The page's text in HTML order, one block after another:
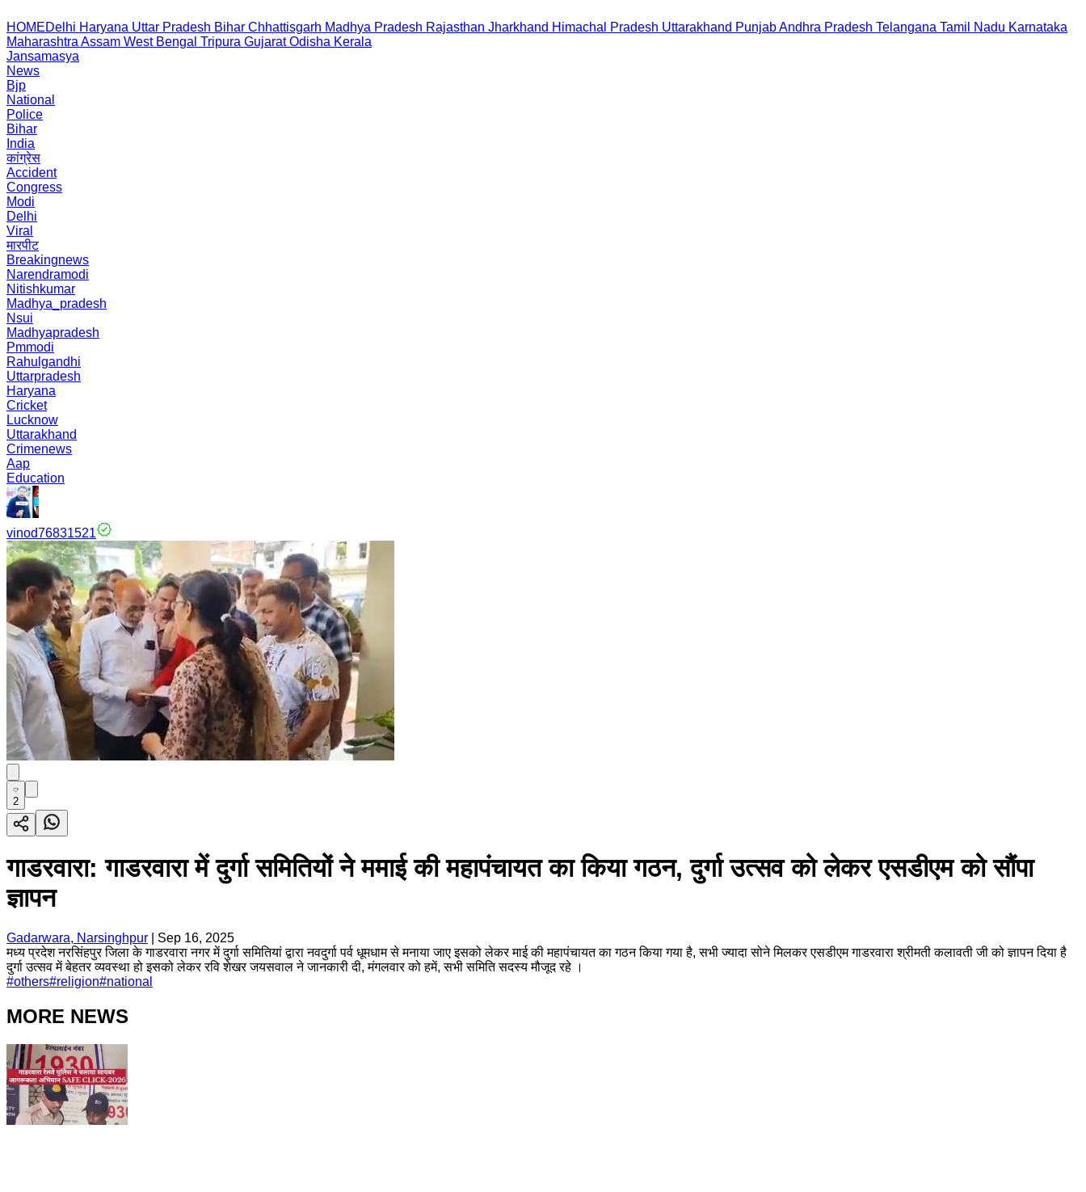
HOMEDelhi Haryana Uttar Pradesh Bihar Chhattisgarh Madhya Pradesh Rajasthan Jharkhand Himachal Pradesh Uttarakhand PunjabAndhra Pradesh Telangana Tamil Nadu Karnataka
Maharashtra Assam West Bengal Tripura Gujarat Odisha Kerala
Jansamasya
News
Bjp
National
Police
Bihar
India
कांग्रेस
Accident
Congress
Modi
Delhi
Viral
मारपीट
Breakingnews
Narendramodi
Nitishkumar
Madhya_pradesh
Nsui
Madhyapradesh
Pmmodi
Rahulgandhi
Uttarpradesh
Haryana
Cricket
Lucknow
Uttarakhand
Crimenews
Aap
Education
vinod76831521
2
गाडरवारा: गाडरवारा में दुर्गा समितियों ने ममाई की महापंचायत का किया गठन, दुर्गा उत्सव को लेकर एसडीएम को सौंपा
ज्ञापन
Gadarwara, Narsinghpur
Sep 16, 2025
मध्य प्रदेश नरसिंहपुर जिला के गाडरवारा नगर में दुर्गा समितियां द्वारा नवदुर्गा पर्व धूमधाम से मनाया जाए इसको लेकर माई की महापंचायत का गठन किया गया है, सभी ज्यादा सोने मिलकर एसडीएम गाडरवारा श्रीमती कलावती जी को ज्ञापन दिया है
दुर्गा उत्सव में बेहतर व्यवस्था हो इसको लेकर रवि शेखर जयसवाल ने जानकारी दी, मंगलवार को हमें, सभी समिति सदस्य मौजूद रहे ।
#others#religion#national
MORE NEWS